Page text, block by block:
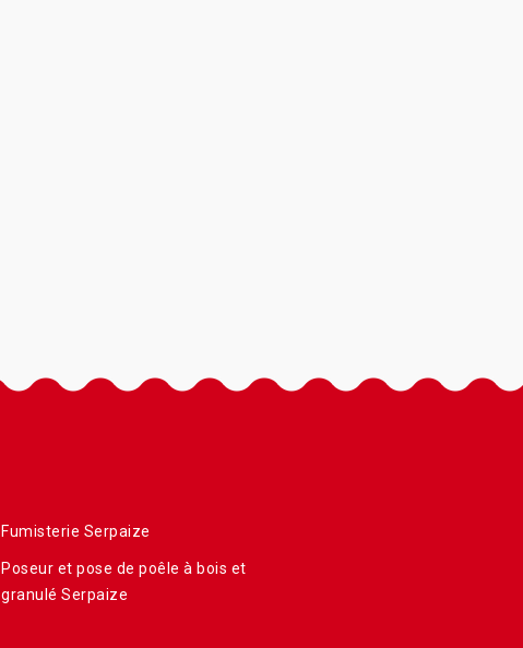
Fumisterie Serpaize
Poseur et pose de poêle à bois et
granulé Serpaize